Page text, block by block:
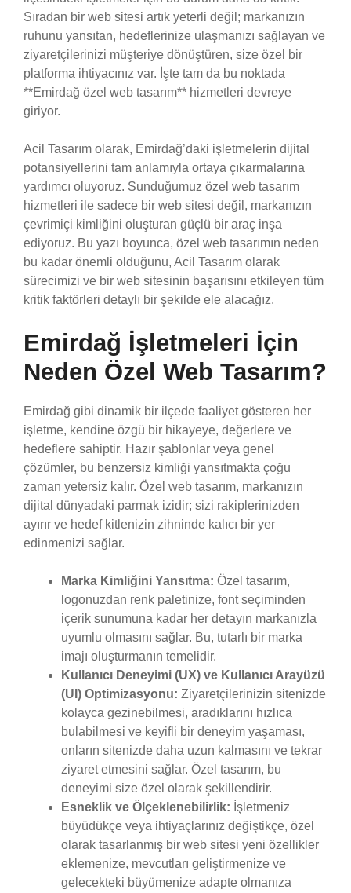
Sıradan bir web sitesi artık yeterli değil; markanızın
ruhunu yansıtan, hedeflerinize ulaşmanızı sağlayan ve
ziyaretçilerinizi müşteriye dönüştüren, size özel bir
platforma ihtiyacınız var. İşte tam da bu noktada
**Emirdağ özel web tasarım** hizmetleri devreye
giriyor.
Acil Tasarım olarak, Emirdağ’daki işletmelerin dijital
potansiyellerini tam anlamıyla ortaya çıkarmalarına
yardımcı oluyoruz. Sunduğumuz özel web tasarım
hizmetleri ile sadece bir web sitesi değil, markanızın
çevrimiçi kimliğini oluşturan güçlü bir araç inşa
ediyoruz. Bu yazı boyunca, özel web tasarımın neden
bu kadar önemli olduğunu, Acil Tasarım olarak
sürecimizi ve bir web sitesinin başarısını etkileyen tüm
kritik faktörleri detaylı bir şekilde ele alacağız.
Emirdağ İşletmeleri İçin
Neden Özel Web Tasarım?
Emirdağ gibi dinamik bir ilçede faaliyet gösteren her
işletme, kendine özgü bir hikayeye, değerlere ve
hedeflere sahiptir. Hazır şablonlar veya genel
çözümler, bu benzersiz kimliği yansıtmakta çoğu
zaman yetersiz kalır. Özel web tasarım, markanızın
dijital dünyadaki parmak izidir; sizi rakiplerinizden
ayırır ve hedef kitlenizin zihninde kalıcı bir yer
edinmenizi sağlar.
Marka Kimliğini Yansıtma: Özel tasarım,
logonuzdan renk paletinize, font seçiminden
içerik sunumuna kadar her detayın markanızla
uyumlu olmasını sağlar. Bu, tutarlı bir marka
imajı oluşturmanın temelidir.
Kullanıcı Deneyimi (UX) ve Kullanıcı Arayüzü
(UI) Optimizasyonu: Ziyaretçilerinizin sitenizde
kolayca gezinebilmesi, aradıklarını hızlıca
bulabilmesi ve keyifli bir deneyim yaşaması,
onların sitenizde daha uzun kalmasını ve tekrar
ziyaret etmesini sağlar. Özel tasarım, bu
deneyimi size özel olarak şekillendirir.
Esneklik ve Ölçeklenebilirlik: İşletmeniz
büyüdükçe veya ihtiyaçlarınız değiştikçe, özel
olarak tasarlanmış bir web sitesi yeni özellikler
eklemenize, mevcutları geliştirmenize ve
gelecekteki büyümenize adapte olmanıza